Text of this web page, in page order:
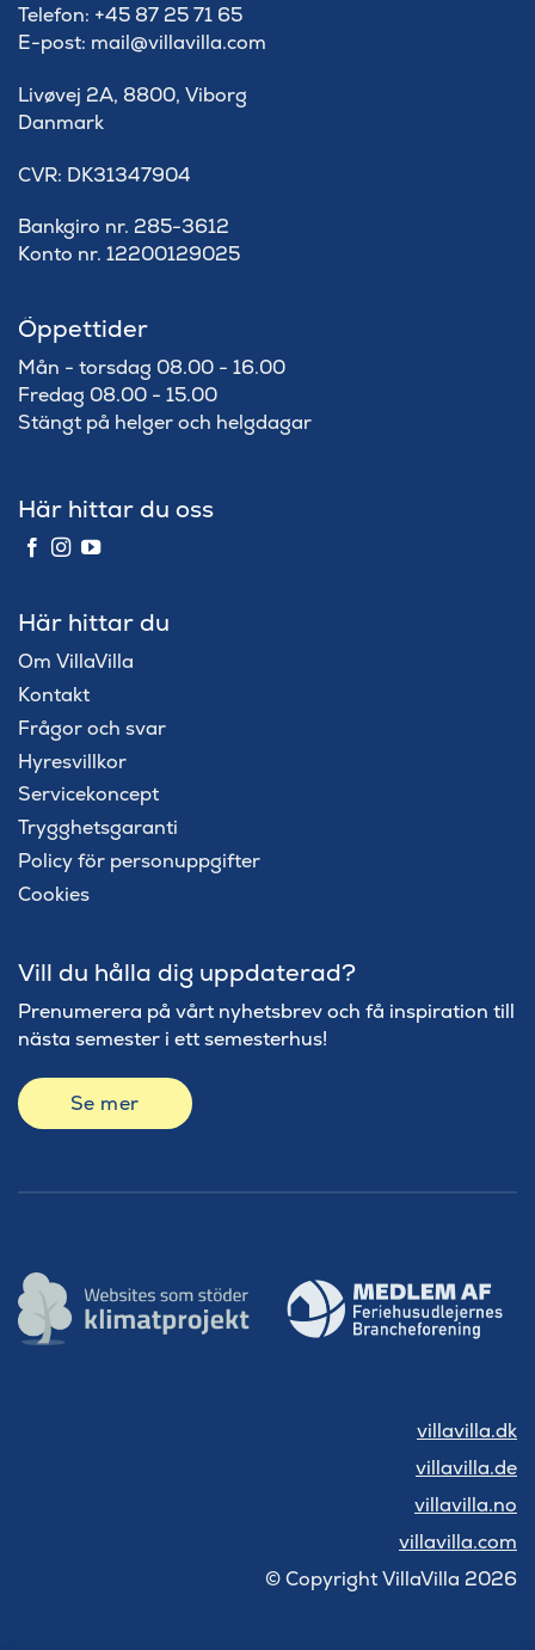
Telefon: +45 87 25 71 65
E-post: mail@villavilla.com
Livøvej 2A, 8800, Viborg
Danmark
​CVR: DK31347904
Bankgiro nr. 285-3612
Konto nr. 12200129025
Öppettider
Mån - torsdag 08.00 - 16.00
Fredag 08.00 - 15.00
Stängt på helger och helgdagar
Här hittar du oss
Här hittar du
Om VillaVilla
Kontakt
Frågor och svar
Hyresvillkor
Servicekoncept
Trygghetsgaranti
Policy för personuppgifter
Cookies
Vill du hålla dig uppdaterad?
Prenumerera på vårt nyhetsbrev och få inspiration till
nästa semester i ett semesterhus!
Se mer
villavilla.dk
villavilla.de
villavilla.no
villavilla.com
© Copyright VillaVilla 2026